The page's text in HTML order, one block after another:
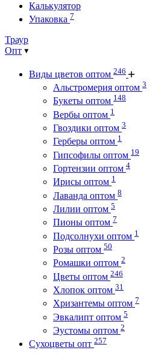
Калькулятор
Упаковка 7
Траур
Опт
Виды цветов оптом 246
Альстромерия оптом 3
Букеты оптом 148
Вербы оптом 1
Гвоздики оптом 3
Герберы оптом 1
Гипсофилы оптом 19
Гортензии оптом 4
Ирисы оптом 1
Лаванда оптом 8
Лилии оптом 5
Пионы оптом 7
Подсолнухи оптом 1
Розы оптом 50
Ромашки оптом 2
Цветы оптом 246
Хлопок оптом 31
Хризантемы оптом 7
Эвкалипт оптом 5
Эустомы оптом 2
Сухоцветы опт 257